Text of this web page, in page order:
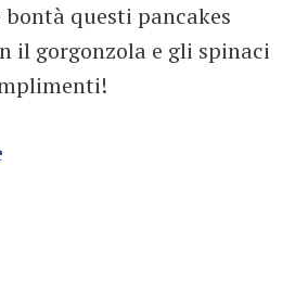
bontà questi pancakes
il gorgonzola e gli spinaci